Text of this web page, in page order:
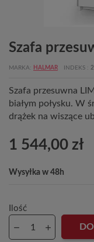
Szafa
MARKA HALMAR INDEKS
Szafa przesuwna
białym połysku. W
drążek na wiszące
1 544,00 zł
Wysyłka w 48h
Ilość